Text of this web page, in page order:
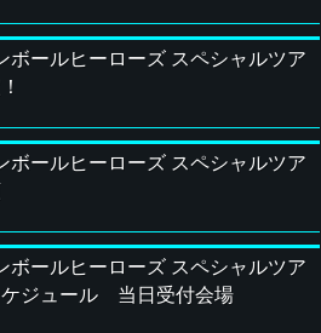
ボールヒーローズ スペシャルツア
ボールヒーローズ スペシャルツア
ボールヒーローズ スペシャルツア
ジュール 当日受付会場